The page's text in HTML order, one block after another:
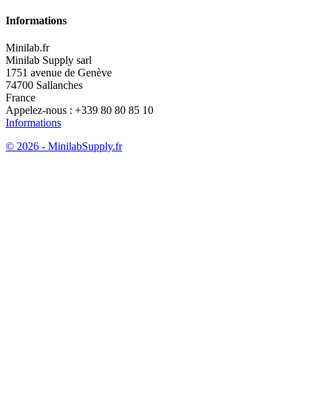
Informations
Minilab.fr
Minilab Supply sarl
1751 avenue de Genève
74700 Sallanches
France
Appelez-nous : +339 80 80 85 10
Informations
© 2026 - MinilabSupply.fr